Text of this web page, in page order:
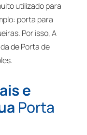
utilizado para
porta para
Por isso, A
de Porta de
e
Porta